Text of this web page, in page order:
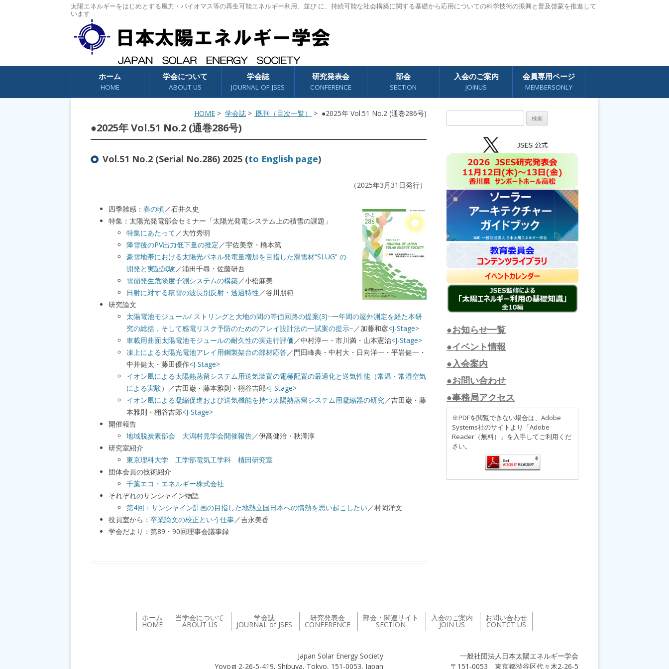
太陽エネルギーをはじめとする風力・バイオマス等の再生可能エネルギー利用、並び に、持続可能な社会構築に関する基礎から応用についての科学技術の振興と普及啓蒙を推進して
います
コンテンツへスキップ
ホーム
HOME
学会について
ABOUT US
学会誌
JOURNAL OF JSES
研究発表会
CONFERENCE
部会
SECTION
入会のご案内
JOINUS
会員専用ページ
MEMBERSONLY
HOME > 学会誌 > 既刊（目次一覧） > ●2025年 Vol.51 No.2 (通巻286号)
●2025年 Vol.51 No.2 (通巻286号)
Vol.51 No.2 (Serial No.286) 2025 (to English page)
（2025年3月31日発行）
四季雑感： 春の頃／石井久史
特集：太陽光発電部会セミナー「太陽光発電システム上の積雪の課題」
特集にあたって／大竹秀明
降雪後のPV出力低下量の推定／宇佐美章・橋本篤
豪雪地帯における太陽光パネル発電量増加を目指した滑雪材“SLUG” の
開発と実証試験／浦田千尋・佐藤研吾
雪崩発生危険度予測システムの構築／小松麻美
日射に対する積雪の波長別反射・透過特性／谷川朋範
研究論文
太陽電池モジュール/ ストリングと大地の間の等価回路の提案(3)−一年間の屋外測定を経た本研
究の総括，そして感電リスク予防のためのアレイ設計法の一試案の提示−／加藤和彦<J-Stage>
車載用曲面太陽電池モジュールの耐久性の実走行評価／中村淳一・市川満・山本憲治<J-Stage>
凍上による太陽光電池アレイ用鋼製架台の部材応答／門田峰典・中村大・日向洋一・平岩健一・
中井健太・藤田優作<J-Stage>
イオン風による太陽熱蒸留システム用送気装置の電極配置の最適化と送気性能（常温・常湿空気
による実験） ／吉田巌・藤本雅則・栩谷吉郎<J-Stage>
イオン風による凝縮促進および送気機能を持つ太陽熱蒸留システム用凝縮器の研究／吉田巌・藤
本雅則・栩谷吉郎<J-Stage>
開催報告
地域脱炭素部会 大潟村見学会開催報告／伊髙健治・秋澤淳
研究室紹介
東京理科大学 工学部電気工学科 植田研究室
団体会員の技術紹介
千葉エコ・エネルギー株式会社
それぞれのサンシャイン物語
第4回：サンシャイン計画の目指した地熱立国日本への情熱を思い起こしたい／村岡洋文
役員室から： 卒業論文の校正という仕事／吉永美香
学会だより：第89・90回理事会議事録
索:
●お知らせ一覧
●イベント情報
●入会案内
●お問い合わせ
●事務局アクセス
※PDFを閲覧できない場合は、Adobe
Systems社のサイトより「Adobe
Reader（無料）」を入手してご利用くだ
さい。
ホーム
HOME
当学会について
ABOUT US
学会誌
JOURNAL of JSES
研究発表会
CONFERENCE
部会・関連サイト
SECTION
入会のご案内
JOIN US
お問い合わせ
CONTCT US
一般社団法人日本太陽エネルギー学会
〒151-0053 東京都渋谷区代々木2-26-5
Japan Solar Energy Society
Yoyogi 2-26-5-419, Shibuya, Tokyo, 151-0053, Japan